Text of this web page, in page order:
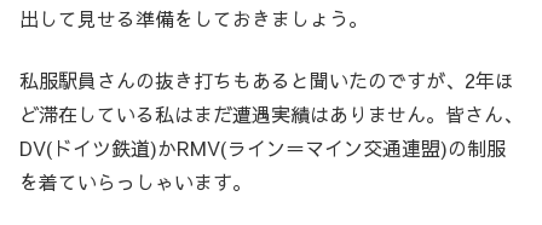
出して見せる準備をしておきましょう。
私服駅員さんの抜き打ちもあると聞いたのですが、2年ほ
ど滞在している私はまだ遭遇実績はありません。皆さん、
DV(ドイツ鉄道)かRMV(ライン＝マイン交通連盟)の制服
を着ていらっしゃいます。